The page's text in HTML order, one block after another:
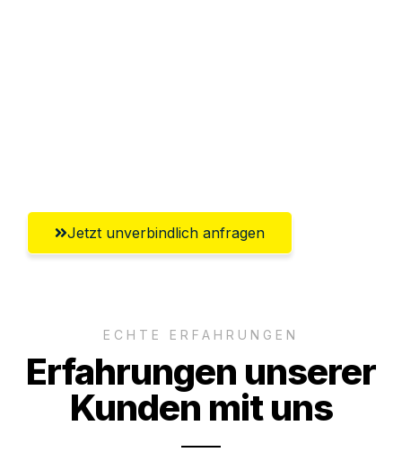
Jetzt unverbindlich anfragen
ECHTE ERFAHRUNGEN
Erfahrungen unserer
Kunden mit uns